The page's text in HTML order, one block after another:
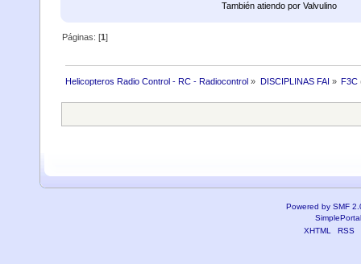
También atiendo por Valvulino
Páginas: [1]
Helicopteros Radio Control - RC - Radiocontrol » DISCIPLINAS FAI » F3C
Powered by SMF
XHTML
RSS